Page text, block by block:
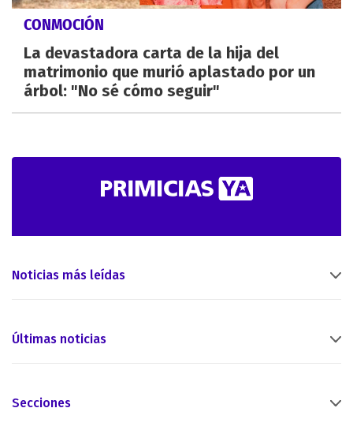
CONMOCIÓN
La devastadora carta de la hija del
matrimonio que murió aplastado por un
árbol: "No sé cómo seguir"
Noticias más leídas
Últimas noticias
Secciones